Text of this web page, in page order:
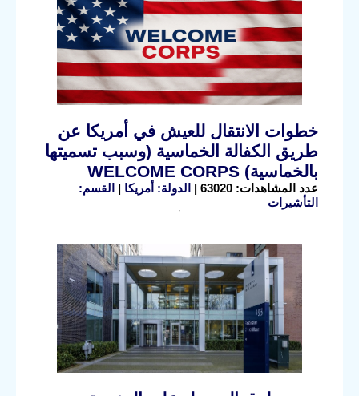
خطوات الانتقال للعيش في أمريكا عن
طريق الكفالة الخماسية (وسبب تسميتها
بالخماسية) WELCOME CORPS
عدد المشاهدات: 63020 | الدولة: أمريكا | القسم:
التأشيرات